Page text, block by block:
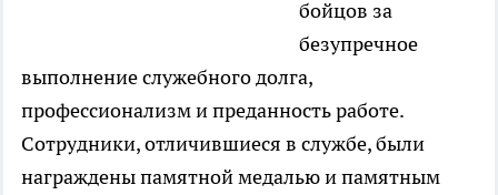
бойцов за
безупречное
выполнение служебного долга,
профессионализм и преданность работе.
Сотрудники, отличившиеся в службе, были
награждены памятной медалью и памятным